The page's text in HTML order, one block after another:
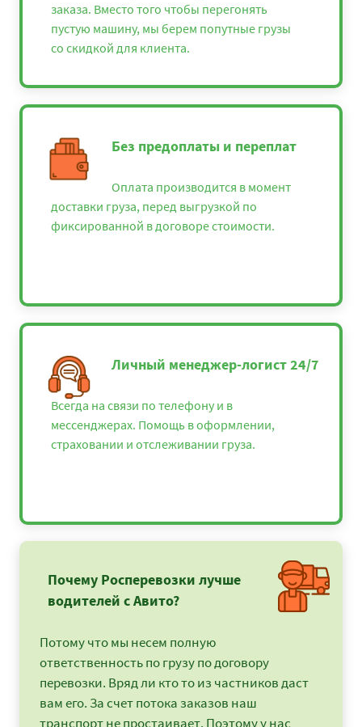
заказа. Вместо того чтобы перегонять
пустую машину, мы берем попутные грузы
со скидкой для клиента.
Без предоплаты и переплат
Оплата производится в момент
доставки груза, перед выгрузкой по
фиксированной в договоре стоимости.
Личный менеджер-логист 24/7
Всегда на связи по телефону и в
мессенджерах. Помощь в оформлении,
страховании и отслеживании груза.
Почему Росперевозки лучше
водителей с Авито?
Потому что мы несем полную
ответственность по грузу по договору
перевозки. Вряд ли кто то из частников даст
вам его. За счет потока заказов наш
транспорт не простаивает. Поэтому у нас